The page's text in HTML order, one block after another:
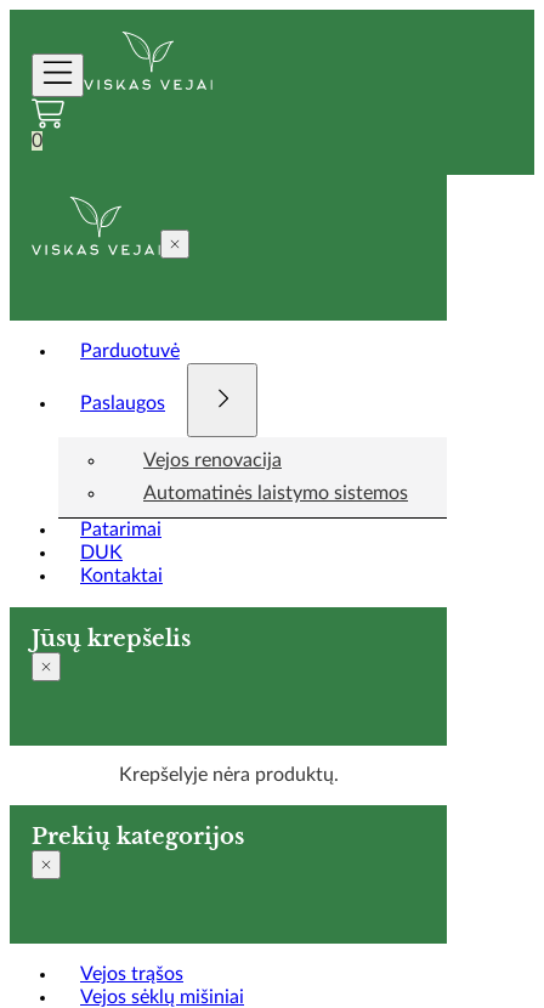
0
Parduotuvė
Paslaugos
Vejos renovacija
Automatinės laistymo sistemos
Patarimai
DUK
Kontaktai
Jūsų krepšelis
Krepšelyje nėra produktų.
Prekių kategorijos
Vejos trąšos
Vejos sėklų mišiniai